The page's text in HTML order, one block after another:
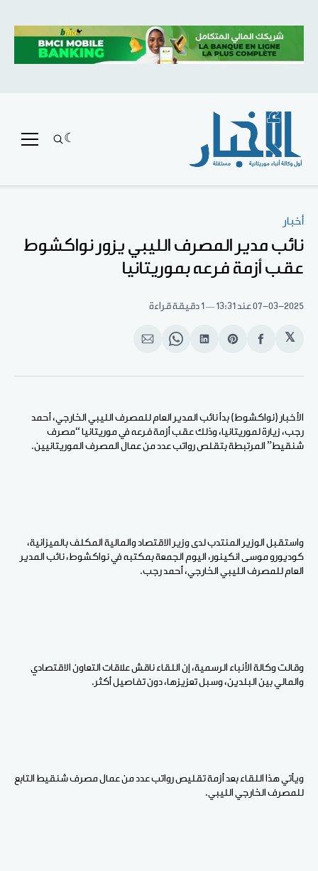
أخبار
نائب مدير المصرف الليبي يزور نواكشوط
عقب أزمة فرعه بموريتانيا
07-03-2025عند 13:31 1 دقيقة قراءة
𝕏
انشر
الفيسبوك
Share
Pinterest
انشر
لينكد
Share
WhatsApp
انشر
الإيميل
الأخبار (نواكشوط) بدأ نائب المدير العام للمصرف الليبي الخارجي، أحمد
رجب، زيارة لموريتانيا، وذلك عقب أزمة فرعه في موريتانيا “مصرف
شنقيط” المرتبطة بتقلص رواتب عدد من عمال المصرف الموريتانيين.
واستقبل الوزير المنتدب لدى وزير الاقتصاد والمالية المكلف بالميزانية،
كوديورو موسى انكينور، اليوم الجمعة بمكتبه في نواكشوط، نائب المدير
العام للمصرف الليبي الخارجي، أحمد رجب.
وقالت وكالة الأنباء الرسمية، إن اللقاء ناقش علاقات التعاون الاقتصادي
والمالي بين البلدين، وسبل تعزيزها، دون تفاصيل أكثر.
ويأتي هذا اللقاء بعد أزمة تقليص رواتب عدد من عمال مصرف شنقيط التابع
للمصرف الخارجي الليبي.